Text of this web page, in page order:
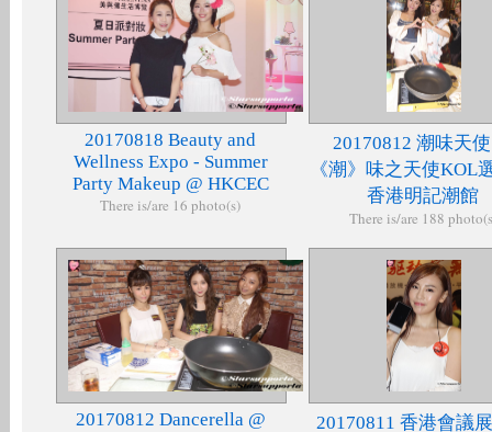
20170818 Beauty and
Wellness Expo - Summer
Party Makeup @ HKCEC
There is/are 16 photo(s)
20170812 潮味天
《潮》味之天使KOL
香港明記潮館
There is/are 188
20170812 Dancerella @
20170811 香港會議